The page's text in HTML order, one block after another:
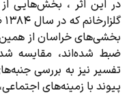
در این اثر ، بخش‌هایی
ضبط شده‌اند،
تفسیر نیز به بررسی
پیوند با زمینه‌های